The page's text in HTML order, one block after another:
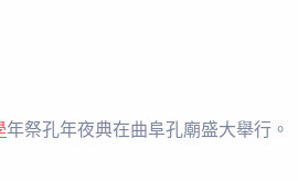
年祭孔年夜典在曲阜孔廟盛大舉行。